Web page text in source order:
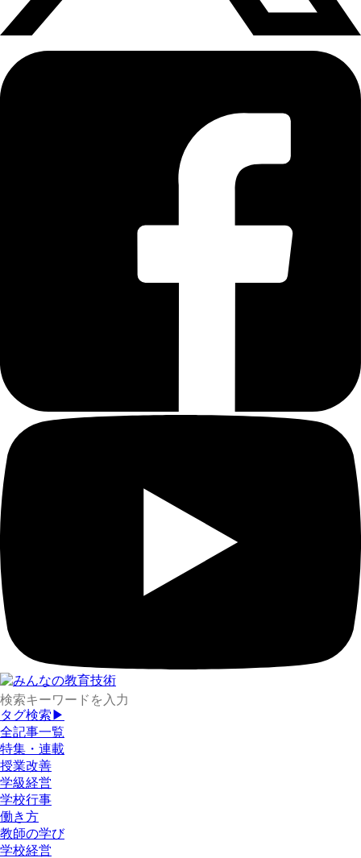
タグ検索▶
全記事一覧
特集・連載
授業改善
学級経営
学校行事
働き方
教師の学び
学校経営